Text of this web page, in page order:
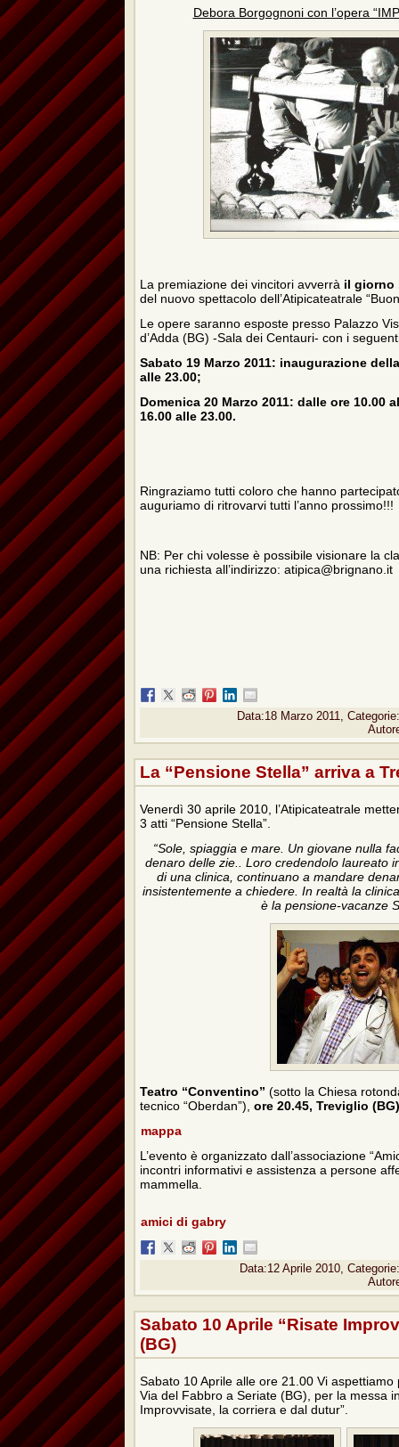
Debora Borgognoni con l’opera
La premiazione dei vincitori avverrà il giorno
del nuovo spettacolo dell’Atipicateatrale
Le opere saranno esposte presso Palazzo
d’Adda (BG) -Sala dei Centauri- con i
Sabato 19 Marzo 2011: inaugurazione
alle 23.00;
Domenica 20 Marzo 2011: dalle ore 10.00
16.00 alle 23.00.
Ringraziamo tutti coloro che hanno
auguriamo di ritrovarvi tutti l’anno prossimo!!!
NB: Per chi volesse è possibile visionare la
una richiesta all’indirizzo: atipica@brignano.it
Data:18 Marzo 2011,
La “Pensione Stella” arriva a
Venerdì 30 aprile 2010, l’Atipicateatrale
3 atti “Pensione Stella”.
“Sole, spiaggia e mare. Un giovane nulla
denaro delle zie.. Loro credendolo laureato
di una clinica, continuano a mandare
insistentemente a chiedere. In realtà la
è la pensione-vacanze
Teatro “Conventino” (sotto la Chiesa
tecnico “Oberdan”), ore 20.45, Treviglio
mappa
L’evento è organizzato dall’associazione
incontri informativi e assistenza a persone
mammella.
amici di gabry
Data:12 Aprile 2010,
Sabato 10 Aprile “Risate
(BG)
Sabato 10 Aprile alle ore 21.00 Vi aspettiamo
Via del Fabbro a Seriate (BG), per la messa
Improvvisate, la corriera e dal dutur”.